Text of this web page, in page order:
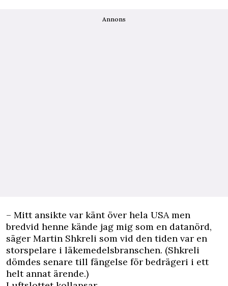
Annons
– Mitt ansikte var känt över hela USA men
bredvid henne kände jag mig som en datanörd,
säger Martin Shkreli som vid den tiden var en
storspelare i läkemedelsbranschen. (Shkreli
dömdes senare till fängelse för bedrägeri i ett
helt annat ärende.)